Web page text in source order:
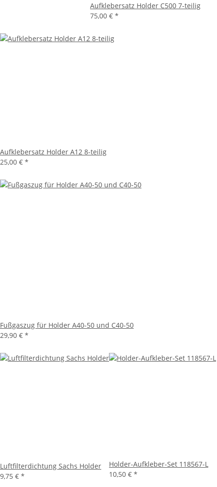
Aufklebersatz Holder C500 7-teilig
75,00 € *
Aufklebersatz Holder A12 8-teilig
25,00 € *
Fußgaszug für Holder A40-50 und C40-50
29,90 € *
Luftfilterdichtung Sachs Holder
9,75 € *
Holder-Aufkleber-Set 118567-L
10,50 € *